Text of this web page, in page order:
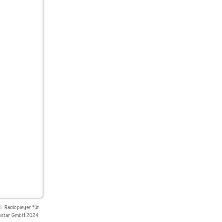
Radioplayer für
GmbH 2024